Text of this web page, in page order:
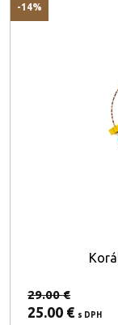
-14%
29.00 €
25.00 € s DPH